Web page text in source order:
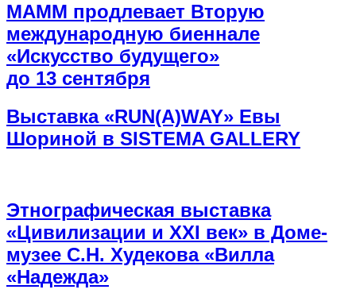
МАММ продлевает Вторую
международную биеннале
«Искусство будущего»
до 13 сентября
Выставка «RUN(A)WAY» Евы
Шориной в SISTEMA GALLERY
Этнографическая выставка
«Цивилизации и ХХI век» в Доме-
музее С.Н. Худекова «Вилла
«Надежда»